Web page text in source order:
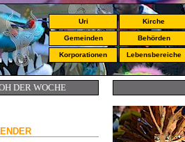
Uri Kirche
Gemeinden Behörden
Korporationen Lebensbereiche
DER WOCHE